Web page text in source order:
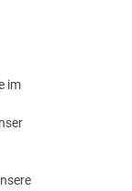
im